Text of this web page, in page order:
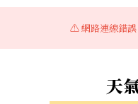
⚠️ 網路連線錯誤
天